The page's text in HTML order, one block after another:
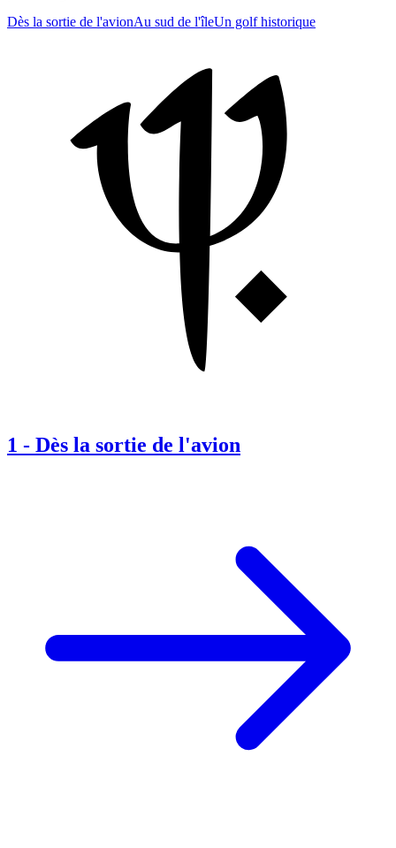
Dès la sortie de l'avionAu sud de l'îleUn golf historique
1 - Dès la sortie de l'avion